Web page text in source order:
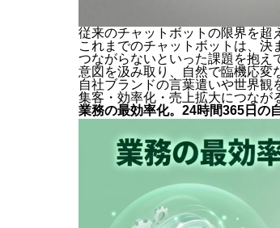
従来のチャットボットの限界を超
これまでのチャットボットは、
つながらないといった課題を抱え
意図を汲み取り、自然で臨機応変
自社ブランドの言葉遣いや世界観
集客・効率化・売上拡大につなが
業務の最効率化。24時間365日の